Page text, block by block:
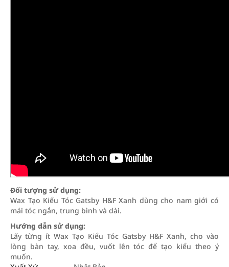
Đối tượng sử dụng:
Wax Tạo Kiểu Tóc Gatsby H&F Xanh dùng cho nam giới có
mái tóc ngắn, trung bình và dài.
Hướng dẫn sử dụng:
Lấy từng ít Wax Tạo Kiểu Tóc Gatsby H&F Xanh, cho vào
lòng bàn tay, xoa đều, vuốt lên tóc để tạo kiểu theo ý
muốn.